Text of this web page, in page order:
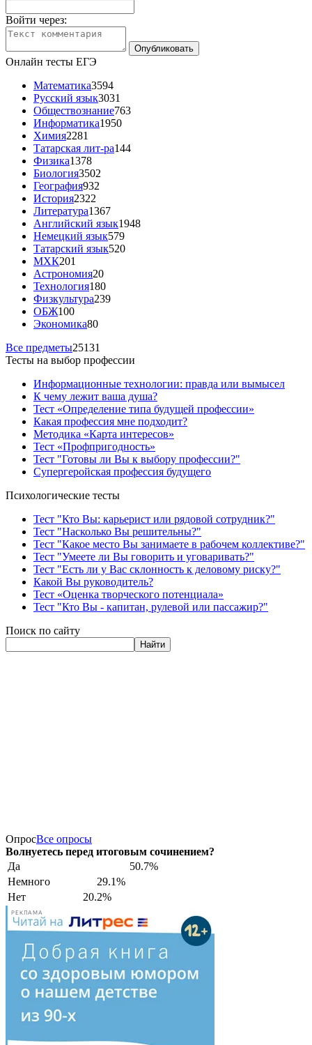
Войти через:
Онлайн тесты ЕГЭ
Математика3594
Русский язык3031
Обществознание763
Информатика1950
Химия2281
Татарская лит-ра144
Физика1378
Биология3502
География932
История2322
Литература1367
Английский язык1948
Немецкий язык579
Татарский язык520
МХК201
Астрономия20
Технология180
Физкультура239
ОБЖ100
Экономика80
Все предметы25131
Тесты на выбор профессии
Информационные технологии: правда или вымысел
К чему лежит ваша душа?
Тест «Определение типа будущей профессии»
Какая профессия мне подходит?
Методика «Карта интересов»
Тест «Профпригодность»
Тест "Готовы ли Вы к выбору профессии?"
Супергеройская профессия будущего
Психологические тесты
Тест "Кто Вы: карьерист или рядовой сотрудник?"
Тест "Насколько Вы решительны?"
Тест "Какое место Вы занимаете в рабочем коллективе?"
Тест "Умеете ли Вы говорить и уговаривать?"
Тест "Есть ли у Вас склонность к деловому риску?"
Какой Вы руководитель?
Тест «Оценка творческого потенциала»
Тест "Кто Вы - капитан, рулевой или пассажир?"
Поиск по сайту
Найти
ОпросВсе опросы
Волнуетесь перед итоговым сочинением?
Да
50.7%
Немного
29.1%
Нет
20.2%
РЕКЛАМА